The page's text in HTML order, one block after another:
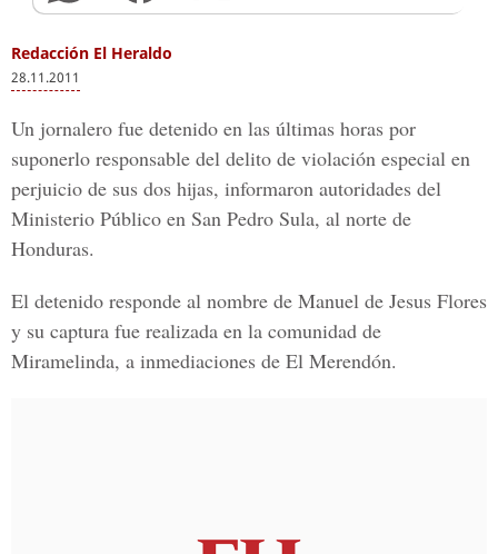
Redacción El Heraldo
28.11.2011
Un jornalero fue detenido en las últimas horas por
suponerlo responsable del delito de violación especial en
perjuicio de sus dos hijas, informaron autoridades del
Ministerio Público en San Pedro Sula, al norte de
Honduras.
El detenido responde al nombre de Manuel de Jesus Flores
y su captura fue realizada en la comunidad de
Miramelinda, a inmediaciones de El Merendón.